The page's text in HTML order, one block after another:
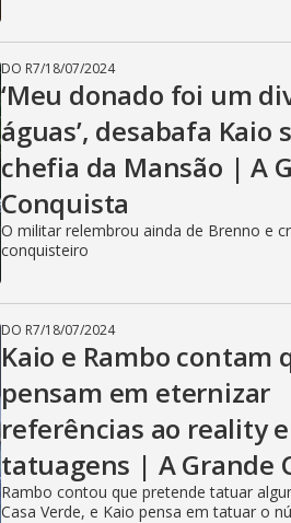
DO R7/18/07/2024
‘Meu donado foi um
águas’, desabafa Kaio
chefia da Mansão | A
Conquista
O militar relembrou ainda de Brenno e
conquisteiro
DO R7/18/07/2024
Kaio e Rambo contam
pensam em eternizar
referências ao reality
tatuagens | A Grande
Rambo contou que pretende tatuar
Casa Verde, e Kaio pensa em tatuar o